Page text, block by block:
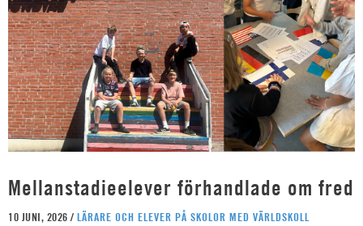
Mellanstadieelever förhandlade om fred
10 JUNI, 2026 / LÄRARE OCH ELEVER PÅ SKOLOR MED VÄRLDSKOLL